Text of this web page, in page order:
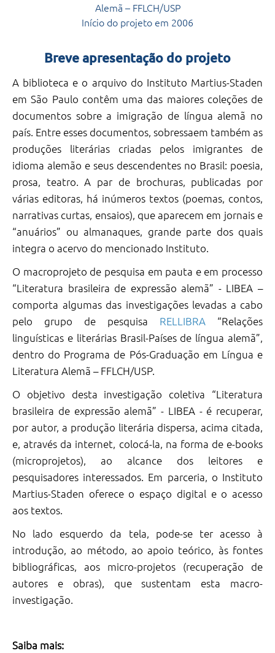
EXPOSIÇÕES
NOSSAS
EXPOSIÇÕES
EMPRÉSTIMO
PUBLICAÇÕES
LIVROS
PUBLICADOS
PUBLICAÇÕES
VIRTUAIS
RELLIBRA
LIBEA
ORQUESTRA
CONTATO
Alemã – FFLCH/USP
Início do projeto em 2006
Breve apresentação do projeto
A biblioteca e o arquivo do Instituto Martius-Staden
em São Paulo contêm uma das maiores coleções de
documentos sobre a imigração de língua alemã no
país. Entre esses documentos, sobressaem também as
produções literárias criadas pelos imigrantes de
idioma alemão e seus descendentes no Brasil: poesia,
prosa, teatro. A par de brochuras, publicadas por
várias editoras, há inúmeros textos (poemas, contos,
narrativas curtas, ensaios), que aparecem em jornais e
“anuários” ou almanaques, grande parte dos quais
integra o acervo do mencionado Instituto.
O macroprojeto de pesquisa em pauta e em processo
“Literatura brasileira de expressão alemã” - LIBEA –
comporta algumas das investigações levadas a cabo
pelo grupo de pesquisa RELLIBRA
“Relações
linguísticas e literárias Brasil-Países de língua alemã”,
dentro do Programa de Pós-Graduação em Língua e
Literatura Alemã – FFLCH/USP.
O objetivo desta investigação coletiva “Literatura
brasileira de expressão alemã” - LIBEA - é recuperar,
por autor, a produção literária dispersa, acima citada,
e, através da internet, colocá-la, na forma de e-books
(microprojetos), ao alcance dos leitores e
pesquisadores interessados. Em parceria, o Instituto
Martius-Staden oferece o espaço digital e o acesso
aos textos.
No lado esquerdo da tela, pode-se ter acesso à
introdução, ao método, ao apoio teórico, às fontes
bibliográficas, aos micro-projetos (recuperação de
autores e obras), que sustentam esta macro-
investigação.
Saiba mais: